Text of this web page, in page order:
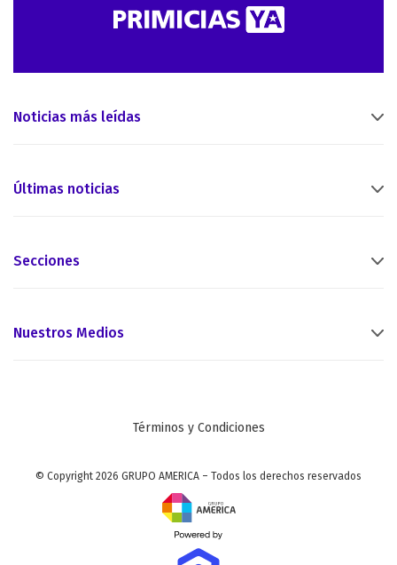
Noticias más leídas
Últimas noticias
Secciones
Nuestros Medios
Términos y Condiciones
© Copyright 2026 GRUPO AMERICA – Todos los derechos reservados